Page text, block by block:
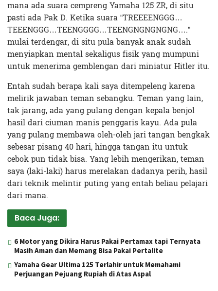
mana ada suara cempreng Yamaha 125 ZR, di situ
pasti ada Pak D. Ketika suara “TREEEENGGG…
TEEENGGG…TEENGGGG…TEENGNGNGNGNG….”
mulai terdengar, di situ pula banyak anak sudah
menyiapkan mental sekaligus fisik yang mumpuni
untuk menerima gemblengan dari miniatur Hitler itu.
Entah sudah berapa kali saya ditempeleng karena
melirik jawaban teman sebangku. Teman yang lain,
tak jarang, ada yang pulang dengan kepala benjol
hasil dari ciuman manis penggaris kayu. Ada pula
yang pulang membawa oleh-oleh jari tangan bengkak
sebesar pisang 40 hari, hingga tangan itu untuk
cebok pun tidak bisa. Yang lebih mengerikan, teman
saya (laki-laki) harus merelakan dadanya perih, hasil
dari teknik melintir puting yang entah beliau pelajari
dari mana.
Baca Juga:
6 Motor yang Dikira Harus Pakai Pertamax tapi Ternyata
Masih Aman dan Memang Bisa Pakai Pertalite
Yamaha Gear Ultima 125 Terlahir untuk Memahami
Perjuangan Pejuang Rupiah di Atas Aspal